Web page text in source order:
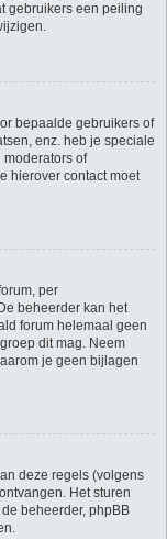
gebruikers een peiling
bepaalde gebruikers of
enz. heb je speciale
of
hierover contact moet
per
beheerder kan het
forum helemaal geen
dit mag. Neem
je geen bijlagen
deze regels (volgens
Het sturen
beheerder, phpBB